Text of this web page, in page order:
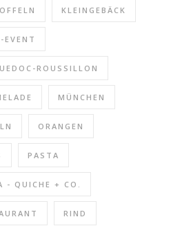
KLEINGEBÄCK
EVENT
ROUSSILLON
MÜNCHEN
ORANGEN
PASTA
- QUICHE + CO.
RIND